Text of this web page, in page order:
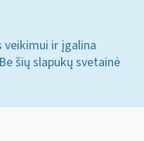
veikimui ir įgalina
šių slapukų svetainė